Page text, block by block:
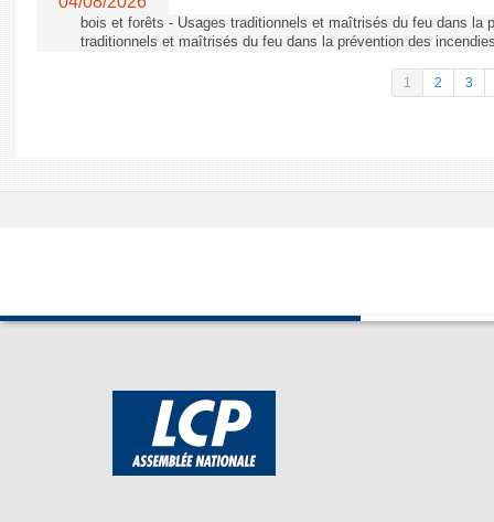
bois et forêts - Usages traditionnels et maîtrisés du feu dans la
traditionnels et maîtrisés du feu dans la prévention des
1 2 3